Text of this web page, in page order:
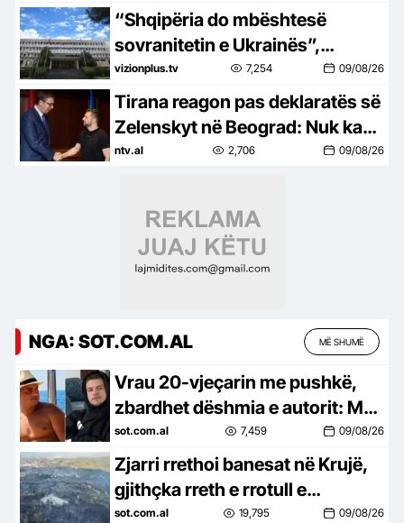
Rama s’ofron siguri
“Shqipëria do mbështesë
sovranitetin e Ukrainës”,
Zelensky tha se nuk e njeh
Kosovën, reagon MEPJ: Nuk
duhet të ketë keqkuptime
vizionplus.tv 7,254 09/08/26
Tirana reagon pas deklaratës së
Zelenskyt në Beograd: Nuk ka
paralelizëm mes Kosovës dhe
ntv.al 2,706 09/08/26
NGA: SOT.COM.AL MË SHUMË
Vrau 20-vjeçarin me pushkë,
zbardhet dëshmia e autorit: Më
ngacmoi të dashurën
sot.com.al 7,459 09/08/26
Zjarri rrethoi banesat në Krujë,
gjithçka rreth e rrotull e
shkrumbuar, pasojat që lanë
sot.com.al 19,795 09/08/26